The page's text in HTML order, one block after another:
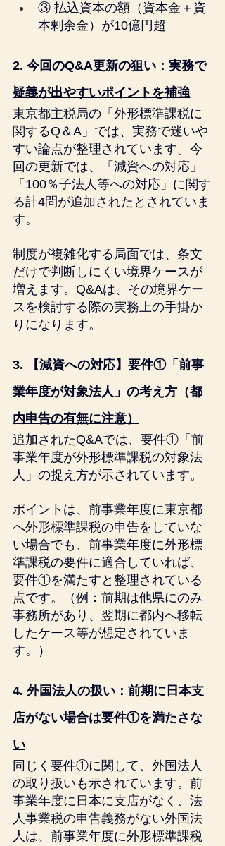
③ 払込資本の額（資本金＋資
本剰余金）が10億円超
2. 今回のQ&A更新の狙い：実務で
疑義が出やすいポイントを補強
東京都主税局の「外形標準課税に
関するQ＆A」では、実務で迷いや
すい論点が整理されています。今
回の更新では、「減資への対応」
「100％子法人等への対応」に関す
る計4問が追加されたとされていま
す。
制度が複雑化する局面では、条文
だけで判断しにくい境界ケースが
増えます。Q&Aは、その境界ケー
スを検討する際の実務上の手掛か
りになります。
3. 【減資への対応】要件①「前事
業年度が対象法人」の考え方（都
内申告の有無に注意）
追加されたQ&Aでは、要件①「前
事業年度が外形標準課税の対象法
人」の捉え方が示されています。
ポイントは、前事業年度に東京都
へ外形標準課税の申告をしていな
い場合でも、前事業年度に外形標
準課税の要件に適合していれば、
要件①を満たすと整理されている
点です。（例：前期は他県にのみ
事務所があり、翌期に都内へ移転
したケース等が想定されていま
す。）
4. 外国法人の扱い：前期に日本支
店がない場合は要件①を満たさな
い
同じく要件①に関して、外国法人
の取り扱いも示されています。前
事業年度に日本に支店がなく、法
人事業税の申告義務がない外国法
人は、前事業年度に外形標準課税